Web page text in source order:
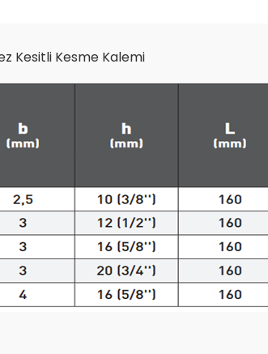
Kesitli Kesme Kalemi